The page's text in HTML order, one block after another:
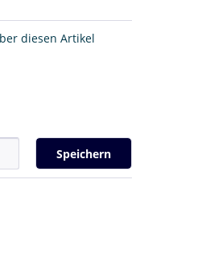
diesen Artikel
Speichern